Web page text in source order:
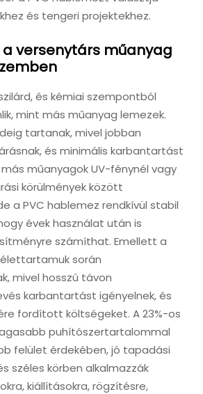
és tengeri projektekhez.
versenytárs műanyag
és kémiai szempontból
mint más műanyag lemezek.
tartanak, mivel jobban
és minimális karbantartást
más műanyagok UV-fénynél vagy
körülmények között
a PVC hablemez rendkívül stabil
évek használat után is
számíthat. Emellett a
során
mivel hosszú távon
karbantartást igényelnek, és
fordított költségeket. A 23%-os
puhítószertartalommal
felület érdekében, jó tapadási
széles körben alkalmazzák
kiállításokra, rögzítésre,